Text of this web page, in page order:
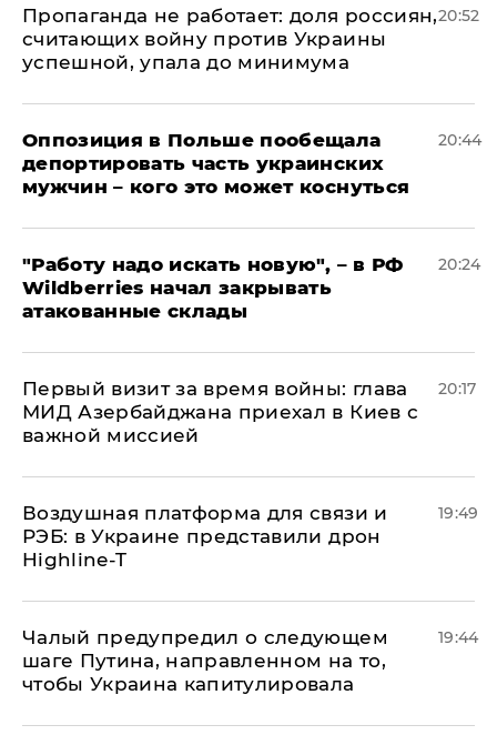
​Пропаганда не работает: доля россиян,
считающих войну против Украины
успешной, упала до минимума
20:52
Оппозиция в Польше пообещала
депортировать часть украинских
мужчин – кого это может коснуться
20:44
"Работу надо искать новую", – в РФ
Wildberries начал закрывать
атакованные склады
20:24
Первый визит за время войны: глава
МИД Азербайджана приехал в Киев с
важной миссией
20:17
Воздушная платформа для связи и
РЭБ: в Украине представили дрон
Highline-T
19:49
Чалый предупредил о следующем
шаге Путина, направленном на то,
чтобы Украина капитулировала
19:44